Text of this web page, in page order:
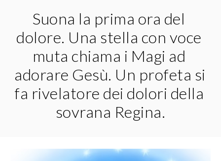
Suona la prima ora del
dolore. Una stella con voce
muta chiama i Magi ad
adorare Gesù. Un profeta si
fa rivelatore dei dolori della
sovrana Regina.